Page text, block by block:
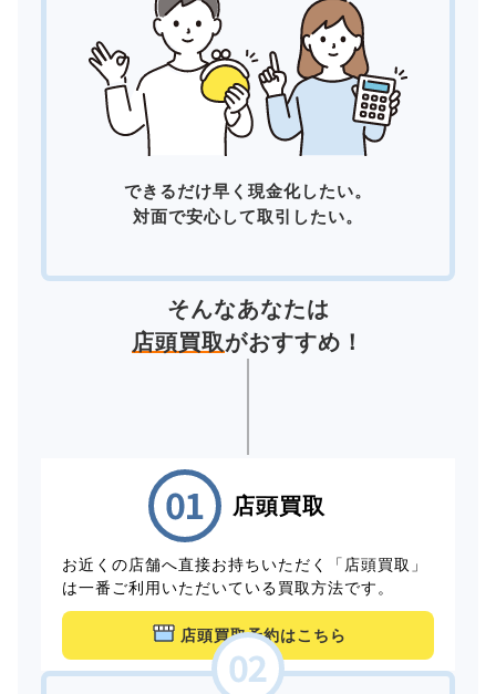
できるだけ早く現金化したい。
対面で安心して取引したい。
そんなあなたは
店頭買取がおすすめ！
店頭買取
お近くの店舗へ直接お持ちいただく「店頭買取」
は一番ご利用いただいている買取方法です。
店頭買取予約はこちら